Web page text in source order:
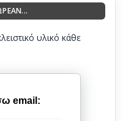
υλικό κάθε
email: